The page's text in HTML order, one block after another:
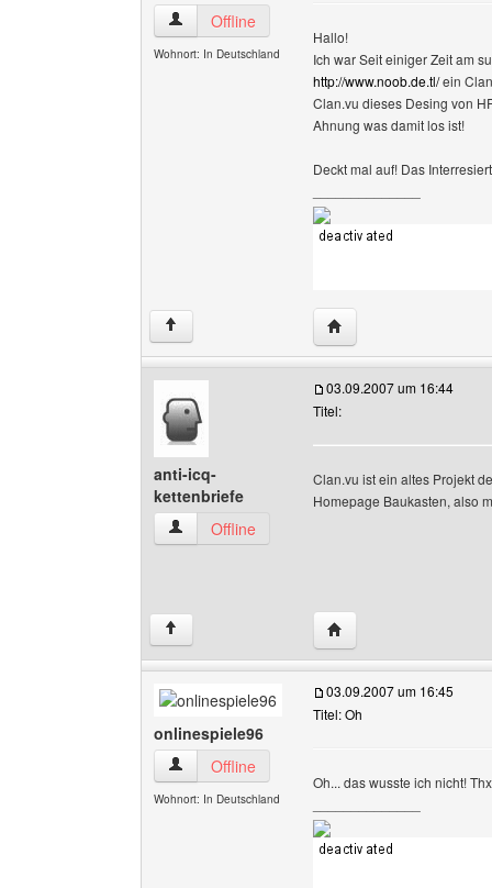
onlinespiele96 Benutzer-Profile anzeigen
Offline
Wohnort: In Deutschland
Hallo!
Ich war Seit einiger Zeit am
http://www.noob.de.tl/ein
Clan.vu dieses Desing von
Ahnung was damit los ist!
Deckt mal auf! Das
↑ Website dieses
anti-icq-
kettenbriefe
anti-icq-kettenbriefe Benutzer-Profile anzeigen
Offline
03.09.2007 um 16:44
Titel:
Clan.vu ist ein altes Projekt
Homepage Baukasten, also
↑ Website dieses
onlinespiele96
onlinespiele96 Benutzer-Profile anzeigen
Offline
Wohnort: In Deutschland
03.09.2007 um 16:45
Titel: Oh
Oh... das wusste ich nicht! Thx